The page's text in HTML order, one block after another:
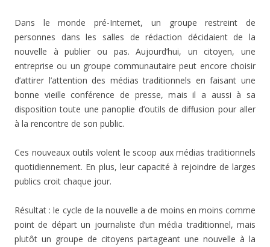
Dans le monde pré-Internet, un groupe restreint de
personnes dans les salles de rédaction décidaient de la
nouvelle à publier ou pas. Aujourd’hui, un citoyen, une
entreprise ou un groupe communautaire peut encore choisir
d’attirer l’attention des médias traditionnels en faisant une
bonne vieille conférence de presse, mais il a aussi à sa
disposition toute une panoplie d’outils de diffusion pour aller
à la rencontre de son public.
Ces nouveaux outils volent le scoop aux médias traditionnels
quotidiennement. En plus, leur capacité à rejoindre de larges
publics croit chaque jour.
Résultat : le cycle de la nouvelle a de moins en moins comme
point de départ un journaliste d’un média traditionnel, mais
plutôt un groupe de citoyens partageant une nouvelle à la